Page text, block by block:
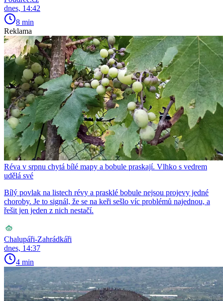
dnes, 14:42
8 min
Reklama
Réva v srpnu chytá bílé mapy a bobule praskají. Vlhko s vedrem
udělá své
Bílý povlak na listech révy a prasklé bobule nejsou projevy jedné
choroby. Je to signál, že se na keři sešlo víc problémů najednou, a
řešit jen jeden z nich nestačí.
Chalupáři-Zahrádkáři
dnes, 14:37
4 min